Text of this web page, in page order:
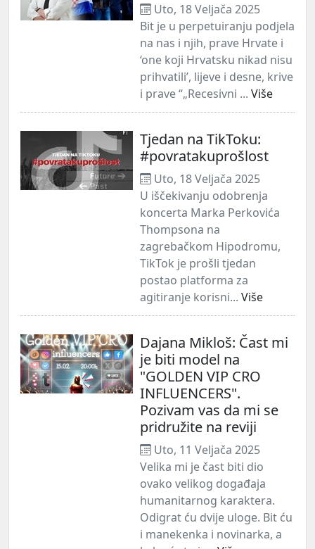
Uto, 18 Veljača 2025
Bit je u perpetuiranju podjela
na nas i njih, prave Hrvate i
‘one koji Hrvatsku nikad nisu
prihvatili’, lijeve i desne, krive
i prave “„Recesivni ... Više
Tjedan na TikToku:
#povratakuprošlost
Uto, 18 Veljača 2025
U iščekivanju odobrenja
koncerta Marka Perkovića
Thompsona na
zagrebačkom Hipodromu,
TikTok je prošli tjedan
postao platforma za
agitiranje korisni... Više
Dajana Mikloš: Čast mi
je biti model na
"GOLDEN VIP CRO
INFLUENCERS".
Pozivam vas da mi se
pridružite na reviji
Uto, 11 Veljača 2025
Velika mi je čast biti dio
ovako velikog događaja
humanitarnog karaktera.
Odigrat ću dvije uloge. Bit ću
i manekenka i novinarka, a